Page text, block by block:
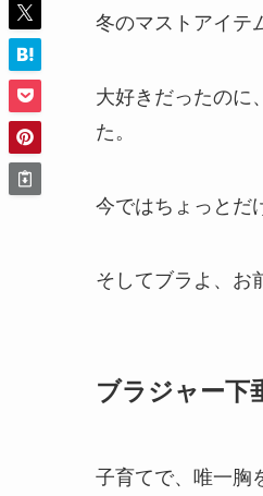
冬のマストアイテ
大好きだったのに
た。
今ではちょっとだ
そしてブラよ、お
ブラジャー下
子育てで、唯一胸